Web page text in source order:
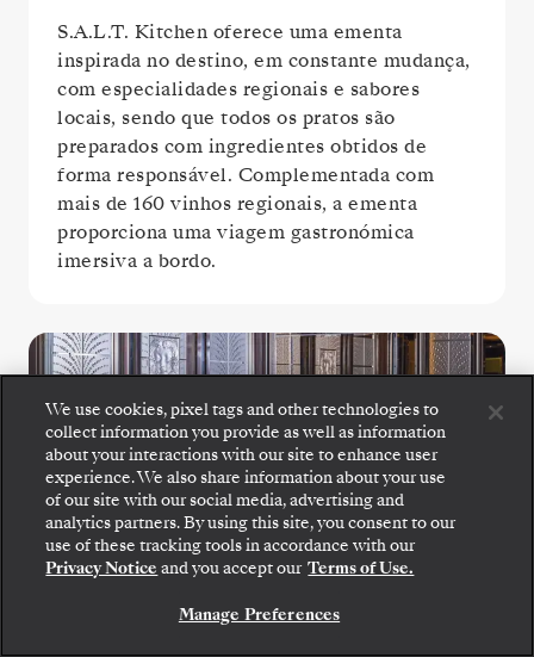
S.A.L.T. Kitchen oferece uma ementa
inspirada no destino, em constante mudança,
com especialidades regionais e sabores
locais, sendo que todos os pratos são
preparados com ingredientes obtidos de
forma responsável. Complementada com
mais de 160 vinhos regionais, a ementa
proporciona uma viagem gastronómica
imersiva a bordo.
La Dame
Desfrute do melhor da gastronomia francesa
no La Dame, onde extraordinários menus de
We use cookies, pixel tags and other technologies to
collect information you provide as well as information
about your interactions with our site to enhance user
experience. We also share information about your use
of our site with our social media, advertising and
analytics partners. By using this site, you consent to our
use of these tracking tools in accordance with our
Privacy Notice and you accept our Terms of Use.
Manage Preferences